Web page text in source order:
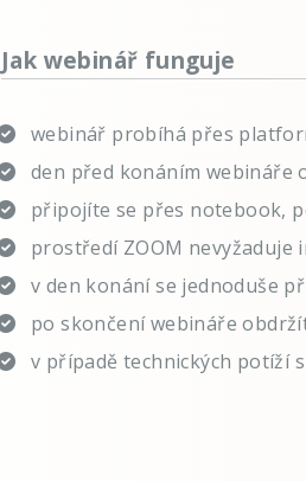
Jak webinář funguje
webinář probíhá přes
den před konáním webináře
připojíte se přes notebook,
prostředí ZOOM nevyžaduje
v den konání se jednoduše
po skončení webináře
v případě technických potíží